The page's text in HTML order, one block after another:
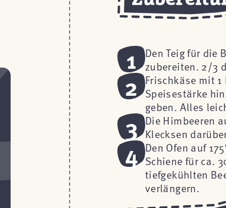
1
Den Teig für die
zubereiten. 2/3
2 Frischkäse mit 1
Speisestärke
geben. Alles
3 Die Himbeeren
Klecksen
4 Den Ofen auf
Schiene für ca.
tiefgekühlten
verlängern.